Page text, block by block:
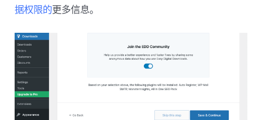
据权限的更多信息。